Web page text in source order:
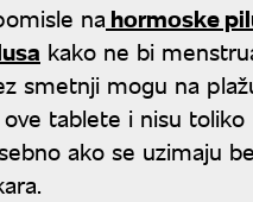
na hormoske
kako ne bi
smetnji mogu na
tablete i nisu toliko
ako se uzimaju